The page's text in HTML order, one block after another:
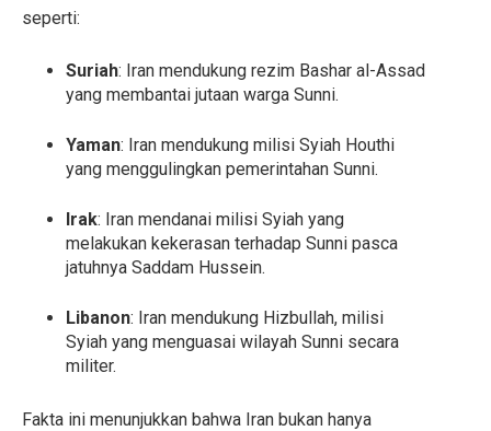
seperti:
Suriah: Iran mendukung rezim Bashar al-Assad
yang membantai jutaan warga Sunni.
Yaman: Iran mendukung milisi Syiah Houthi
yang menggulingkan pemerintahan Sunni.
Irak: Iran mendanai milisi Syiah yang
melakukan kekerasan terhadap Sunni pasca
jatuhnya Saddam Hussein.
Libanon: Iran mendukung Hizbullah, milisi
Syiah yang menguasai wilayah Sunni secara
militer.
Fakta ini menunjukkan bahwa Iran bukan hanya